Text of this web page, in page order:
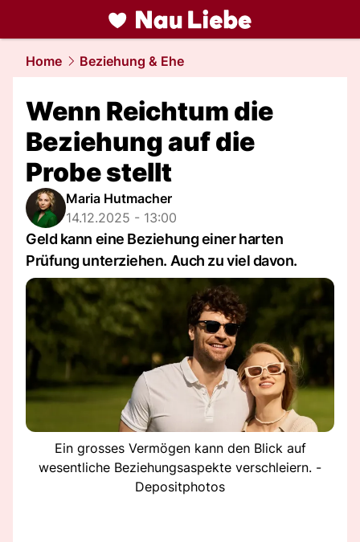
liebe.NAU.ch
Home Beziehung & Ehe
Wenn Reichtum die
Beziehung auf die
Probe stellt
Maria Hutmacher
14.12.2025 - 13:00
Geld kann eine Beziehung einer harten
Prüfung unterziehen. Auch zu viel davon.
Ein grosses Vermögen kann den Blick auf
wesentliche Beziehungsaspekte verschleiern. -
Depositphotos